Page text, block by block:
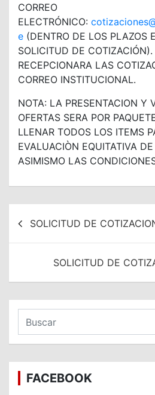
CORREO
ELECTRÓNICO:
e (DENTRO DE LOS PLAZOS
SOLICITUD DE COTIZACIÓN).
RECEPCIONARA LAS
CORREO INSTITUCIONAL.
NOTA: LA PRESENTACION Y
OFERTAS SERA POR
LLENAR TODOS LOS ITEMS
EVALUACIÒN EQUITATIVA DE
ASIMISMO LAS
Navegación
de
entradas
SOLICITUD DE
SOLICITUD DE
s
c
a
r
FACEBOOK